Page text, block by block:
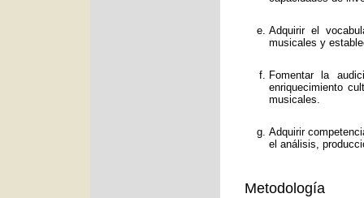
Adquirir el
musicales y
Fomentar la
enriquecimiento
musicales.
Adquirir
el análisis,
Metodología